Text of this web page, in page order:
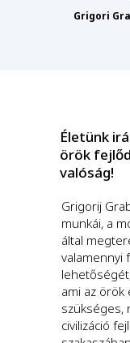
Grigori
Grigorij
munkái, a
által
valamennyi
ami az örök
szükséges,
civilizáció
Életünk
örök
valóság!